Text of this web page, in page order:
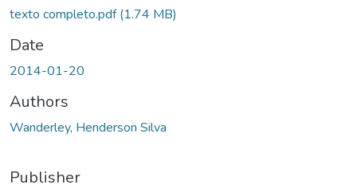
texto completo.pdf(1.74 MB)
Date
2014-01-20
Authors
Wanderley, Henderson Silva
Publisher